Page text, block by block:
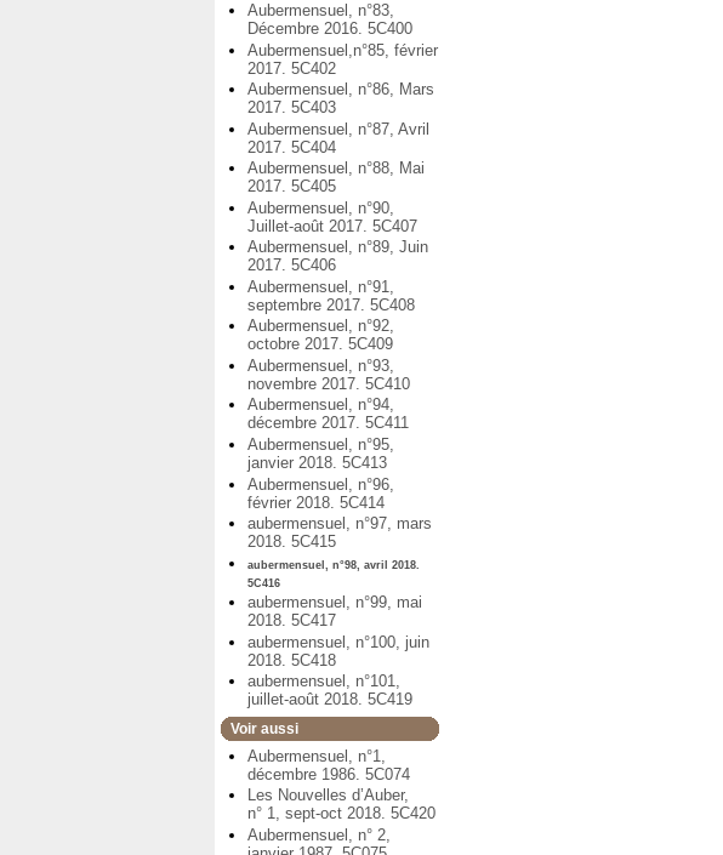
Aubermensuel, n°83,
Décembre 2016. 5C400
Aubermensuel,n°85, février
2017. 5C402
Aubermensuel, n°86, Mars
2017. 5C403
Aubermensuel, n°87, Avril
2017. 5C404
Aubermensuel, n°88, Mai
2017. 5C405
Aubermensuel, n°90,
Juillet-août 2017. 5C407
Aubermensuel, n°89, Juin
2017. 5C406
Aubermensuel, n°91,
septembre 2017. 5C408
Aubermensuel, n°92,
octobre 2017. 5C409
Aubermensuel, n°93,
novembre 2017. 5C410
Aubermensuel, n°94,
décembre 2017. 5C411
Aubermensuel, n°95,
janvier 2018. 5C413
Aubermensuel, n°96,
février 2018. 5C414
aubermensuel, n°97, mars
2018. 5C415
aubermensuel, n°98, avril 2018.
5C416
aubermensuel, n°99, mai
2018. 5C417
aubermensuel, n°100, juin
2018. 5C418
aubermensuel, n°101,
juillet-août 2018. 5C419
Voir aussi
Aubermensuel, n°1,
décembre 1986. 5C074
Les Nouvelles d’Auber,
n° 1, sept-oct 2018. 5C420
Aubermensuel, n° 2,